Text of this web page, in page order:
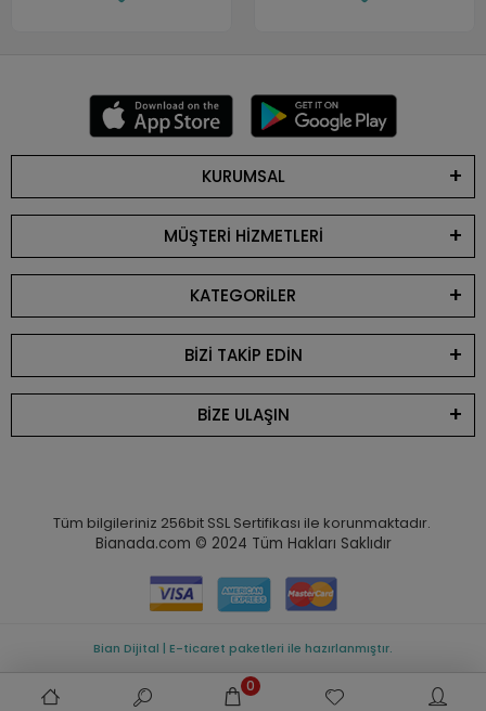
KURUMSAL
MÜŞTERİ HİZMETLERİ
KATEGORİLER
BİZİ TAKİP EDİN
BİZE ULAŞIN
Tüm bilgileriniz 256bit SSL Sertifikası ile korunmaktadır.
Bianada.com © 2024 Tüm Hakları Saklıdır
0
Bian Dijital | E-ticaret paketleri ile hazırlanmıştır.